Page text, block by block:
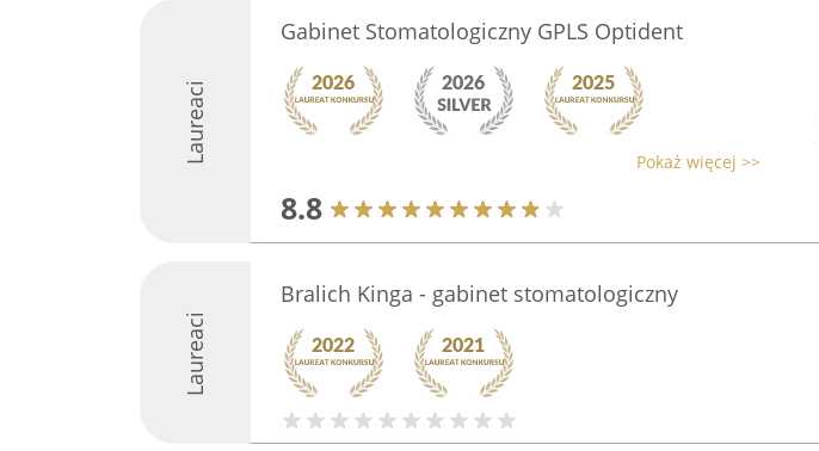
Laureaci
Gabinet Stomatologiczny GPLS Optident
Pokaż więcej >>
8.8
Laureaci
Bralich Kinga - gabinet stomatologiczny